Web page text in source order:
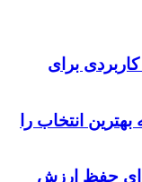
برای
انتخاب را
حفظ ارزش